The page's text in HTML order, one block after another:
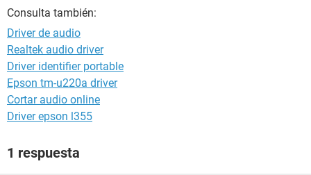
Consulta también:
Driver de audio
Realtek audio driver
Driver identifier portable
Epson tm-u220a driver
Cortar audio online
Driver epson l355
1 respuesta